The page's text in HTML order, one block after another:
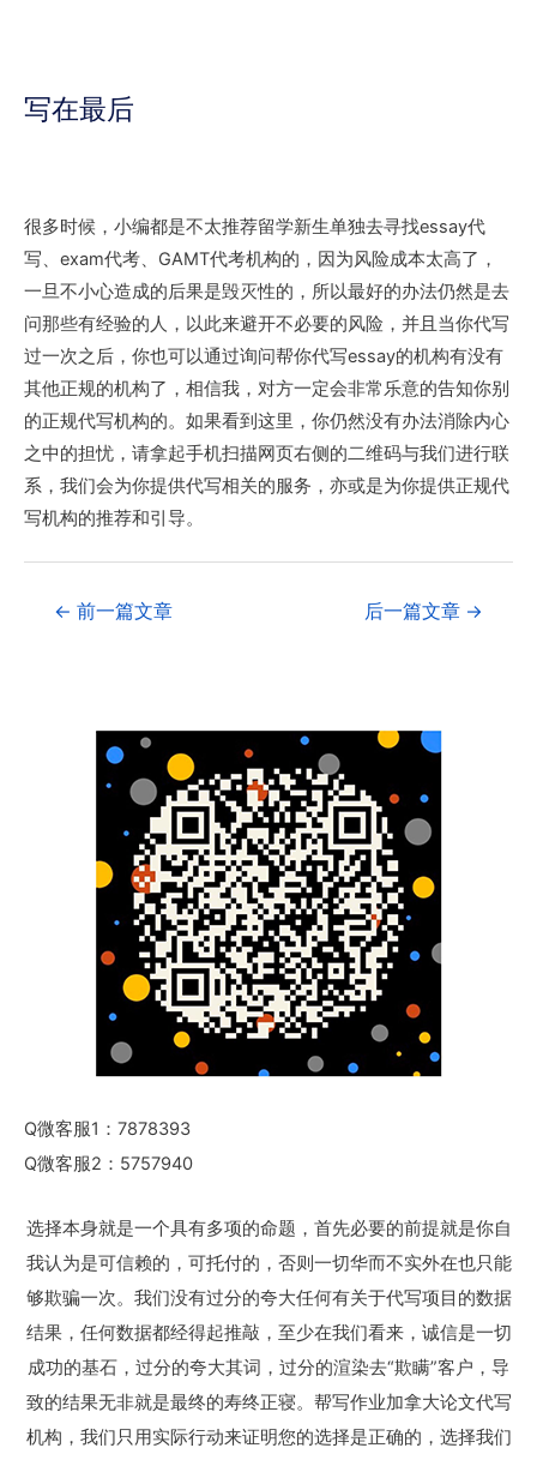
写在最后
很多时候，小编都是不太推荐留学新生单独去寻找essay代
写、exam代考、GAMT代考机构的，因为风险成本太高了，
一旦不小心造成的后果是毁灭性的，所以最好的办法仍然是去
问那些有经验的人，以此来避开不必要的风险，并且当你代写
过一次之后，你也可以通过询问帮你代写essay的机构有没有
其他正规的机构了，相信我，对方一定会非常乐意的告知你别
的正规代写机构的。如果看到这里，你仍然没有办法消除内心
之中的担忧，请拿起手机扫描网页右侧的二维码与我们进行联
系，我们会为你提供代写相关的服务，亦或是为你提供正规代
写机构的推荐和引导。
← 前一篇文章 后一篇文章 →
Q微客服1：7878393
Q微客服2：5757940
选择本身就是一个具有多项的命题，首先必要的前提就是你自
我认为是可信赖的，可托付的，否则一切华而不实外在也只能
够欺骗一次。我们没有过分的夸大任何有关于代写项目的数据
结果，任何数据都经得起推敲，至少在我们看来，诚信是一切
成功的基石，过分的夸大其词，过分的渲染去“欺瞒”客户，导
致的结果无非就是最终的寿终正寝。帮写作业加拿大论文代写
机构，我们只用实际行动来证明您的选择是正确的，选择我们